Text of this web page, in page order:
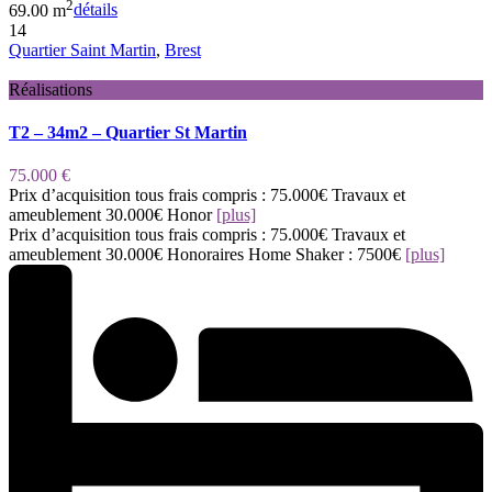
69.00 m2détails
14
Quartier Saint Martin, Brest
Réalisations
T2 – 34m2 – Quartier St Martin
75.000 €
Prix d’acquisition tous frais compris : 75.000€ Travaux et
ameublement 30.000€ Honor [plus]
Prix d’acquisition tous frais compris : 75.000€ Travaux et
ameublement 30.000€ Honoraires Home Shaker : 7500€ [plus]